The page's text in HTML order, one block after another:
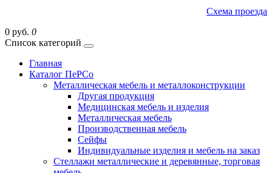
Схема проезда
0 руб. 0
Список категорий
Главная
Каталог ПеРСо
Металлическая мебель и металлоконструкции
Другая продукция
Медицинская мебель и изделия
Металлическая мебель
Производственная мебель
Сейфы
Индивидуальные изделия и мебель на заказ
Стеллажи металлические и деревянные, торговая